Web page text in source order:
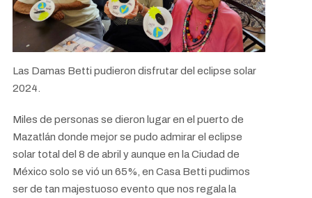
Las Damas Betti pudieron disfrutar del eclipse solar
2024.
Miles de personas se dieron lugar en el puerto de
Mazatlán donde mejor se pudo admirar el eclipse
solar total del 8 de abril y aunque en la Ciudad de
México solo se vió un 65%, en Casa Betti pudimos
ser de tan majestuoso evento que nos regala la